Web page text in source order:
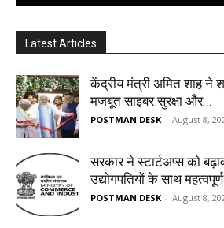
Latest Articles
केंद्रीय मंत्री अमित शाह ने
मजबूत साइबर सुरक्षा और...
POSTMAN DESK - August 8,
सरकार ने स्टार्टअप्‍स को
उद्योगपतियों के साथ
POSTMAN DESK - August 8,